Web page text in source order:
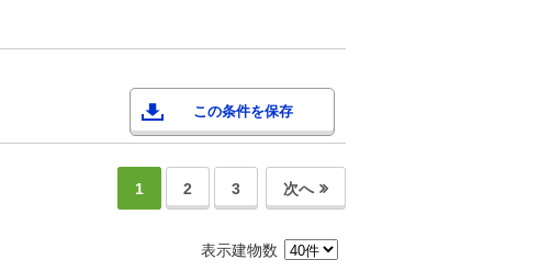
この条件を保存
1 2 3 次へ
表示建物数